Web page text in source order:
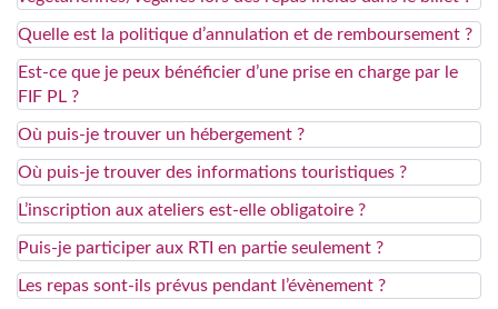
Quelle est la politique d’annulation et de remboursement ?
Est-ce que je peux bénéficier d’une prise en charge par le
FIF PL ?
Où puis-je trouver un hébergement ?
Où puis-je trouver des informations touristiques ?
L’inscription aux ateliers est-elle obligatoire ?
Puis-je participer aux RTI en partie seulement ?
Les repas sont-ils prévus pendant l’évènement ?